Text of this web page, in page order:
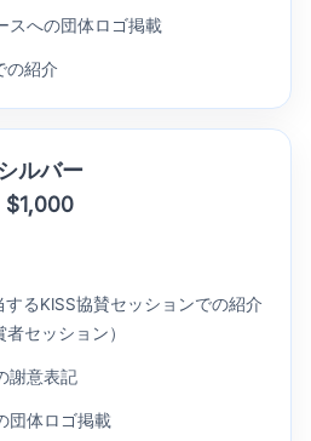
スへの団体ロゴ掲載
の紹介
シルバー
$1,000
るKISS協賛セッションでの紹介
者セッション）
謝意表記
団体ロゴ掲載